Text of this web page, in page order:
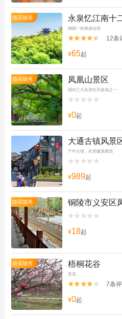
随买随用 永泉忆江南十
铜陵一处桃源仙境

 12条
¥65起
随买随用 凤凰山景区
国内三大名贵牡丹基地之一


¥0起
大通古镇风景
千年古镇，欣赏徽派建筑


¥989起
随买随用 铜陵市义安区


¥18起
随买随用 梧桐花谷
赏花

 7条
¥0起